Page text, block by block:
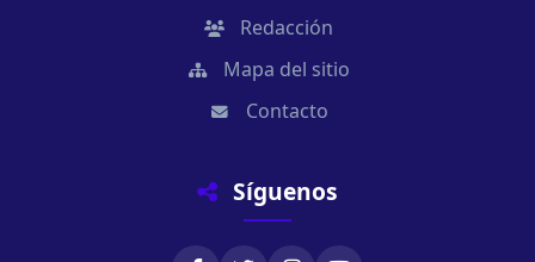
Redacción
Mapa del sitio
Contacto
Síguenos